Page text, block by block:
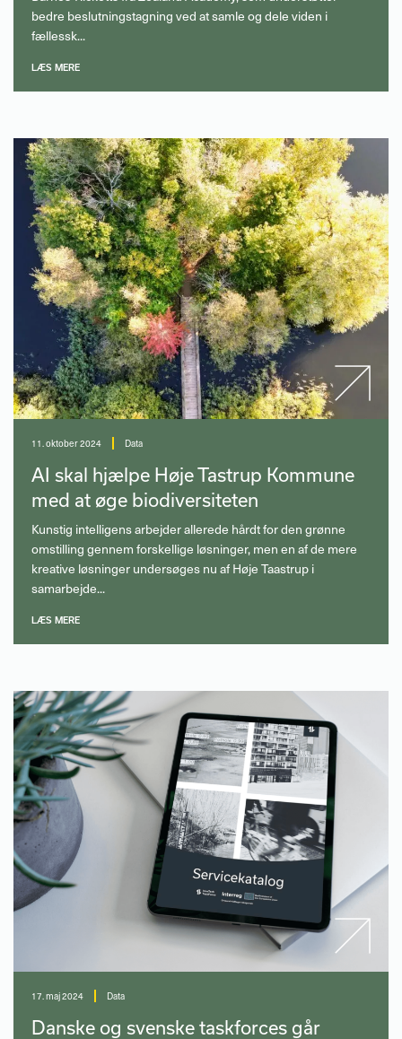
bedre beslutningstagning ved at samle og dele viden i
fællessk...
LÆS MERE
11. oktober 2024 Data
AI skal hjælpe Høje Tastrup Kommune
med at øge biodiversiteten
Kunstig intelligens arbejder allerede hårdt for den grønne
omstilling gennem forskellige løsninger, men en af de mere
kreative løsninger undersøges nu af Høje Taastrup i
samarbejde...
LÆS MERE
17. maj 2024 Data
Danske og svenske taskforces går